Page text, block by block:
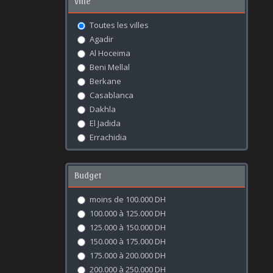
Toutes les villes
Agadir
Al Hoceima
Beni Mellal
Berkane
Casablanca
Dakhla
El Jadida
Errachidia
Essaouira
Fès
Kénitra
Budget
moins de 100.000 DH
100.000 à 125.000 DH
125.000 à 150.000 DH
150.000 à 175.000 DH
175.000 à 200.000 DH
200.000 à 250.000 DH